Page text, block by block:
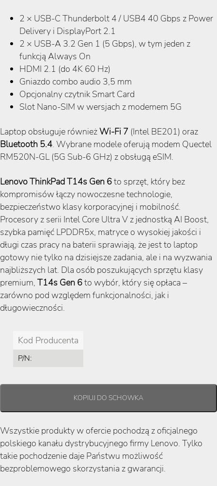
2 × USB-C Thunderbolt 4 / USB4 40 Gbps z Power
Delivery i DisplayPort 2.1
2 × USB-A 3.2 Gen 1 (5 Gbps), w tym jeden z
funkcją Always On
HDMI 2.1 (do 4K 60 Hz)
Gniazdo combo audio 3,5 mm
Opcjonalny czytnik Smart Card
Slot Nano-SIM w wersjach z modemem 5G
Laptop obsługuje równieżWi-Fi 7 (Intel BE201) oraz
Bluetooth 5.4. Wybrane modele oferują modem Quectel
RM520N-GL (5G Sub-6 GHz) z obsługą eSIM.
Lenovo ThinkPad T14s Gen 6to sprzęt, który bez
kompromisów łączy nowoczesne technologie,
bezpieczeństwo klasy korporacyjnej i mobilność.
Procesory z serii Intel Core Ultra V z jednostką AI Boost,
szybka pamięć LPDDR5x, matryce o wysokiej jakości i
długi czas pracy na baterii sprawiają, że jest to laptop
gotowy nie tylko na dzisiejsze zadania, ale i na wyzwania
najbliższych lat. Dla osób poszukujących sprzętu klasy
premium, T14s Gen 6to wybór, który się opłaca –
zarówno pod względem funkcjonalności, jak i
długowieczności.
Kod Producenta
P/N:
Wszystkie produkty w ofercie pochodzą z oficjalnego
polskiego kanału dystrybucyjnego firmy Lenovo. Tylko
takie pochodzenie daje Państwu możliwość
bezproblemowego skorzystania z gwarancji.